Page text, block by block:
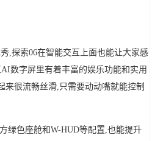
,探索06在智能交互上面也能让大家感
数字屏里有着丰富的娱乐功能和实用
来很流畅丝滑,只需要动动嘴就能控制
绿色座舱和W-HUD等配置,也能提升